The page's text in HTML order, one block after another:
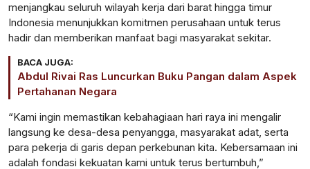
menjangkau seluruh wilayah kerja dari barat hingga timur
Indonesia menunjukkan komitmen perusahaan untuk terus
hadir dan memberikan manfaat bagi masyarakat sekitar.
BACA JUGA:
Abdul Rivai Ras Luncurkan Buku Pangan dalam Aspek
Pertahanan Negara
“Kami ingin memastikan kebahagiaan hari raya ini mengalir
langsung ke desa-desa penyangga, masyarakat adat, serta
para pekerja di garis depan perkebunan kita. Kebersamaan ini
adalah fondasi kekuatan kami untuk terus bertumbuh,”